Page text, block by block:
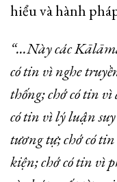
hiểu và hành
“…Này các
có tin vì nghe
thống; chớ có tin
có tin vì lý luận
tương tự; chớ có
kiện; chớ có tin vì